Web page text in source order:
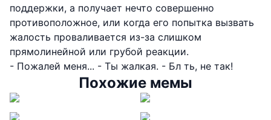
поддержки, а получает нечто совершенно
противоположное, или когда его попытка вызвать
жалость проваливается из-за слишком
прямолинейной или грубой реакции.
- Пожалей меня... - Ты жалкая. - Бл ть, не так!
Похожие мемы